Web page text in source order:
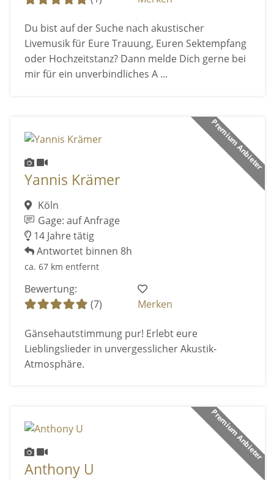
Du bist auf der Suche nach akustischer
Livemusik für Eure Trauung, Euren Sektempfang
oder Hochzeitstanz? Dann melde Dich gerne bei
mir für ein unverbindliches A ...
Premium Anbieter
Yannis Krämer
Köln
Gage: auf Anfrage
14 Jahre tätig
Antwortet binnen 8h
ca. 67 km entfernt
Bewertung:
(7)
Merken
Gänsehautstimmung pur! Erlebt eure
Lieblingslieder in unvergesslicher Akustik-
Atmosphäre.
Premium Anbieter
Anthony U